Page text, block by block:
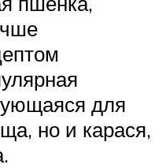
для
но и карася,